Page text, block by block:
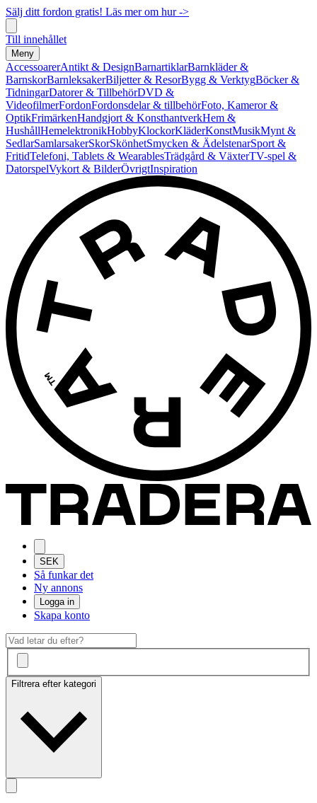
Sälj ditt fordon gratis! Läs mer om hur ->
Till innehållet
Meny
AccessoarerAntikt & DesignBarnartiklarBarnkläder &
BarnskorBarnleksakerBiljetter & ResorBygg & VerktygBöcker &
TidningarDatorer & TillbehörDVD &
VideofilmerFordonFordonsdelar & tillbehörFoto, Kameror &
OptikFrimärkenHandgjort & KonsthantverkHem &
HushållHemelektronikHobbyKlockorKläderKonstMusikMynt &
SedlarSamlarsakerSkorSkönhetSmycken & ÄdelstenarSport &
FritidTelefoni, Tablets & WearablesTrädgård & VäxterTV-spel &
DatorspelVykort & BilderÖvrigtInspiration
SEK
Så funkar det
Ny annons
Logga in
Skapa konto
Filtrera efter kategori